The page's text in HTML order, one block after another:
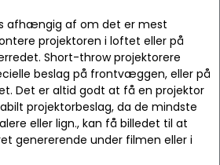
afhængig af om det er mest
projektoren i loftet eller på
Short-throw projektorere
beslag på frontvæggen, eller på
Det er altid godt at få en projektor
projektorbeslag, da de mindste
eller lign., kan få billedet til at
genererende under filmen eller i